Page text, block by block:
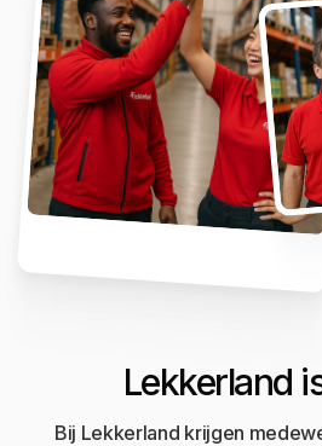
Lekkerland
Bij Lekkerland krijgen